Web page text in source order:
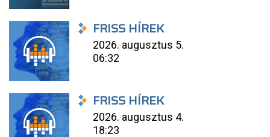
FRISS HÍREK
2026. augusztus 5.
06:32
FRISS HÍREK
2026. augusztus 4.
18:23